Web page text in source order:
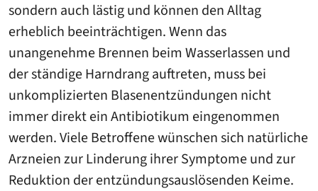
sondern auch lästig und können den Alltag
erheblich beeinträchtigen. Wenn das
unangenehme Brennen beim Wasserlassen und
der ständige Harndrang auftreten, muss bei
unkomplizierten Blasenentzündungen nicht
immer direkt ein Antibiotikum eingenommen
werden. Viele Betroffene wünschen sich natürliche
Arzneien zur Linderung ihrer Symptome und zur
Reduktion der entzündungsauslösenden Keime.